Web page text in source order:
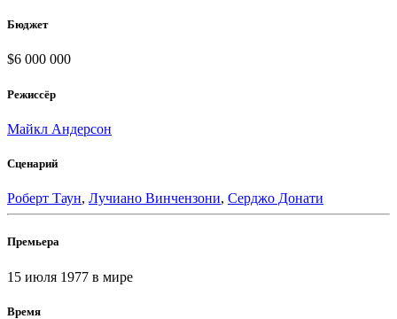
Бюджет
$6 000 000
Режиссёр
Майкл Андерсон
Сценарий
Роберт Таун, Лучиано Винчензони, Серджо Донати
Премьера
15 июля 1977 в мире
Время